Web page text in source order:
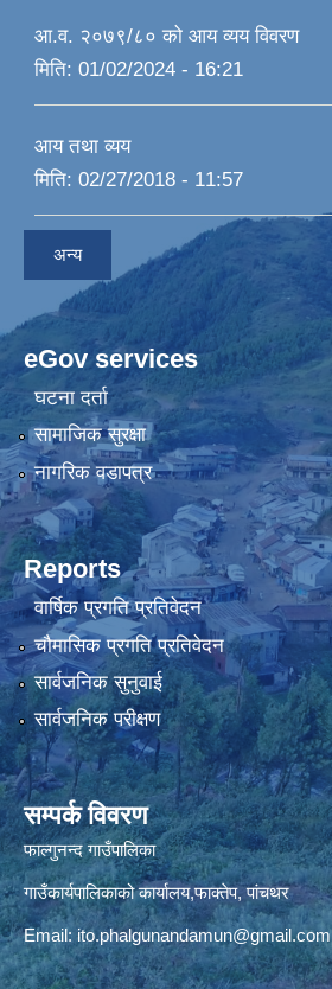
आ.व. २०७९/८० को आय व्यय विवरण
मिति: 01/02/2024 - 16:21
आय तथा व्यय
मिति: 02/27/2018 - 11:57
अन्य
eGov services
घटना दर्ता
सामाजिक सुरक्षा
नागरिक वडापत्र
Reports
वार्षिक प्रगति प्रतिवेदन
चौमासिक प्रगति प्रतिवेदन
सार्वजनिक सुनुवाई
सार्वजनिक परीक्षण
सम्पर्क विवरण
फाल्गुनन्द गाउँपालिका
गाउँकार्यपालिकाको कार्यालय,फाक्तेप, पांचथर
Email: ito.phalgunandamun@gmail.com